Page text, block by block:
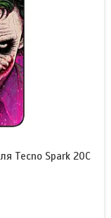
Tecno Spark 20C